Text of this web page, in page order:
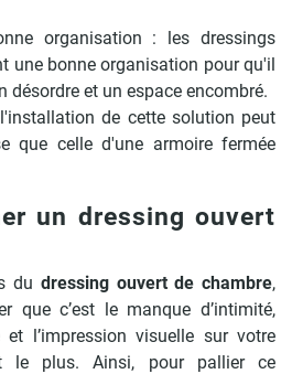
organisation : les dressings
une bonne organisation pour qu'il
désordre et un espace encombré.
de cette solution peut
que celle d'une armoire fermée
un dressing ouvert
du dressing ouvert de chambre,
que c’est le manque d’intimité,
et l’impression visuelle sur votre
le plus. Ainsi, pour pallier ce